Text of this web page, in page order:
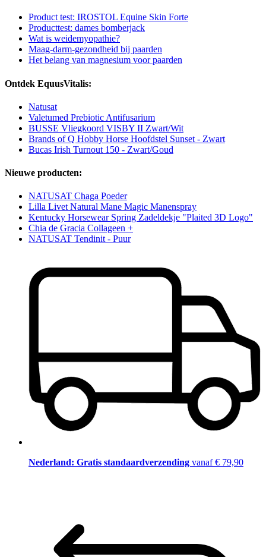
Product test: IROSTOL Equine Skin Forte
Producttest: dames bomberjack
Wat is weidemyopathie?
Maag-darm-gezondheid bij paarden
Het belang van magnesium voor paarden
Ontdek EquusVitalis:
Natusat
Valetumed Prebiotic Antifusarium
BUSSE Vliegkoord VISBY II Zwart/Wit
Brands of Q Hobby Horse Hoofdstel Sunset - Zwart
Bucas Irish Turnout 150 - Zwart/Goud
Nieuwe producten:
NATUSAT Chaga Poeder
Lilla Livet Natural Mane Magic Manenspray
Kentucky Horsewear Spring Zadeldekje "Plaited 3D Logo"
Chia de Gracia Collageen +
NATUSAT Tendinit - Puur
Nederland: Gratis standaardverzending vanaf € 79,90